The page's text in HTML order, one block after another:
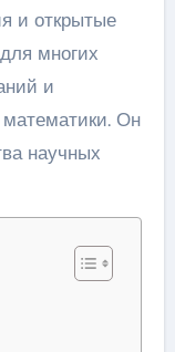
и открытые
многих
и
Он
научных